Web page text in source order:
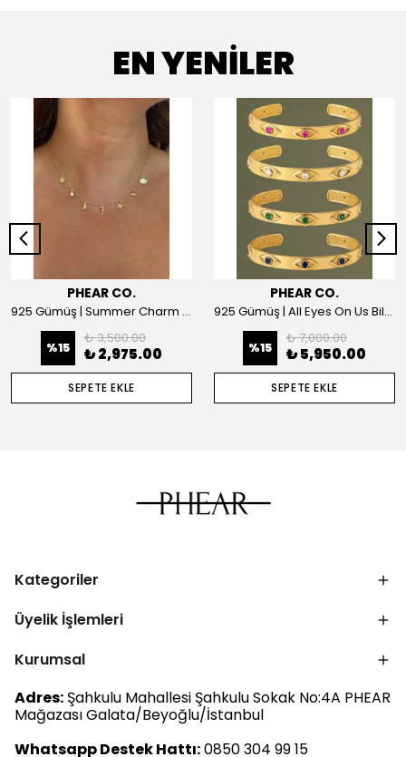
EN YENİLER
PHEAR CO.
925 Gümüş | Summer Charm Kolye
%15
₺ 3,500.00
₺ 2,975.00
SEPETE EKLE
PHEAR CO.
925 Gümüş | All Eyes On Us Bilezik
%15
₺ 7,000.00
₺ 5,950.00
SEPETE EKLE
Kategoriler
Üyelik İşlemleri
Kurumsal
Adres: Şahkulu Mahallesi Şahkulu Sokak No:4A PHEAR
Mağazası Galata/Beyoğlu/İstanbul
Whatsapp Destek Hattı:0850 304 99 15